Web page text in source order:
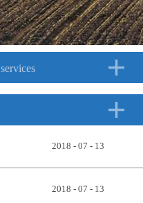
2018 - 07 - 13
2018 - 07 - 13